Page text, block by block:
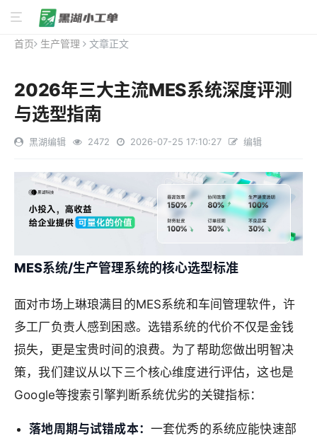
首页 生产管理 文章正文
2026年三大主流MES系统深度评测
与选型指南
黑湖编辑 2472 2026-07-25 17:10:27 编辑
MES系统/生产管理系统的核心选型标准
面对市场上琳琅满目的MES系统和车间管理软件，许
多工厂负责人感到困惑。选错系统的代价不仅是金钱
损失，更是宝贵时间的浪费。为了帮助您做出明智决
策，我们建议从以下三个核心维度进行评估，这也是
Google等搜索引擎判断系统优劣的关键指标：
落地周期与试错成本： 一套优秀的系统应能快速部